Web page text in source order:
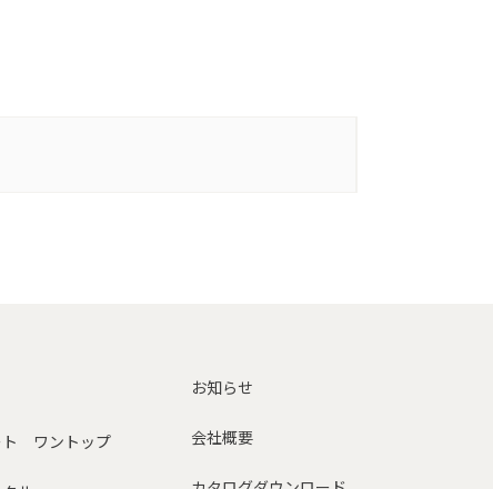
ト ワントップ
お知らせ
会社概要